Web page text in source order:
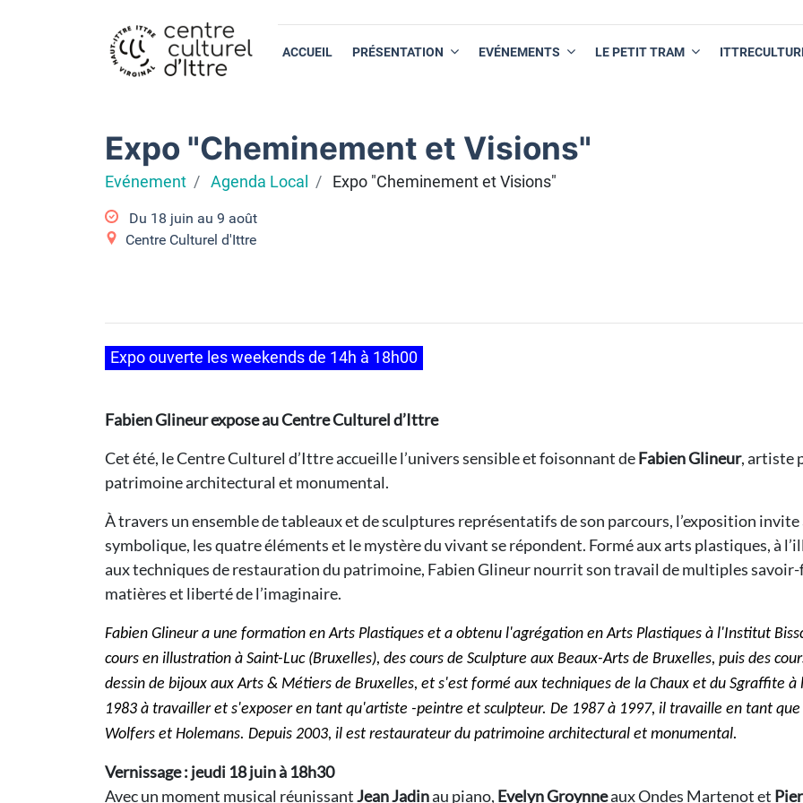
ACCUEIL PRÉSENTATION EVÉNEMENTS LE PETIT TRAM
Expo "Cheminement et Visions"
Evénement Agenda Local Expo "Cheminement et Visions"
Du 18 juin au 9 août
Centre Culturel d'Ittre
Expo ouverte les weekends de 14h à 18h00
Fabien Glineur expose au Centre Culturel d’Ittre
Cet été, le Centre Culturel d’Ittre accueille l’univers sensible et foisonnant deFabien Glineur, artiste
patrimoine architectural et monumental.
À travers un ensemble de tableaux et de sculptures représentatifs de son parcours, l’exposition
symbolique, les quatre éléments et le mystère du vivant se répondent. Formé aux arts plastiques, à
aux techniques de restauration du patrimoine, Fabien Glineur nourrit son travail de multiples savoir-
matières et liberté de l’imaginaire.
Fabien Glineur a une formation en Arts Plastiques et a obtenu l'agrégation en Arts Plastiques à l'Institut
cours en illustration à Saint-Luc (Bruxelles), des cours de Sculpture aux Beaux-Arts de Bruxelles, puis des
dessin de bijoux aux Arts & Métiers de Bruxelles, et s'est formé aux techniques de la Chaux et du Sgraffite à
1983 à travailler et s'exposer en tant qu'artiste -peintre et sculpteur. De 1987 à 1997, il travaille en tant
Wolfers et Holemans. Depuis 2003, il est restaurateur du patrimoine architectural et monumental.
Vernissage : jeudi 18 juin à 18h30
Avec un moment musical réunissantJean Jadinau piano, Evelyn Groynneaux Ondes Martenot et